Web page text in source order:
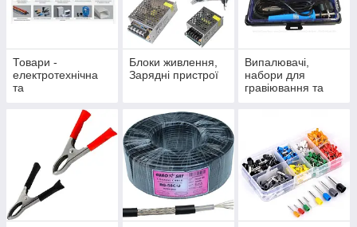
Товари -
електротехнічна
та
Блоки живлення,
Зарядні пристрої
Випалювачі,
набори для
гравіювання та